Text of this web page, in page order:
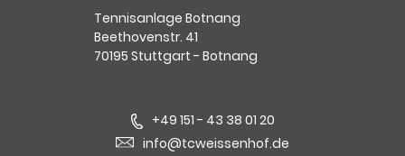
Tennisanlage Botnang
Beethovenstr. 41
70195 Stuttgart - Botnang
+49 151 - 43 38 01 20
info@tcweissenhof.de